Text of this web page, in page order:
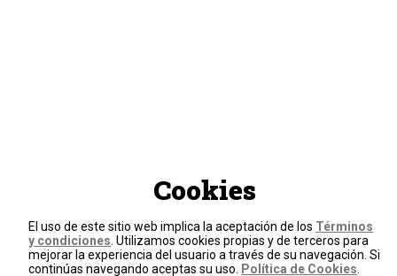
Cookies
El uso de este sitio web implica la aceptación de los Términos
y condiciones . Utilizamos cookies propias y de terceros para
mejorar la experiencia del usuario a través de su navegación. Si
continúas navegando aceptas su uso.
Política de Cookies